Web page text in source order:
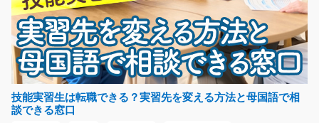
気になる
アルミパーツの箱詰めstaff/i02_01599
急募
＼時間選択制で自分に合った勤務時間を選べる／ アルミ
技能実習生は転職できる？実習先を変える方法と母国語で相
談できる窓口